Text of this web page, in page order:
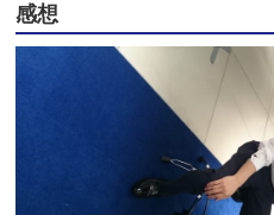
感想